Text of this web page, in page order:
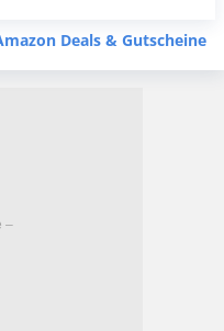
Deals & Gutscheine